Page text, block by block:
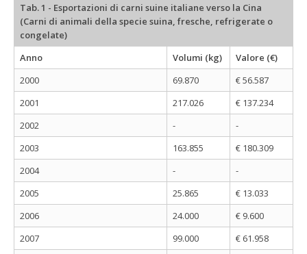
Tab. 1 - Esportazioni di carni suine italiane verso la Cina
(Carni di animali della specie suina, fresche, refrigerate o
congelate)
Anno
Volumi (kg)
Valore (€)
2000
69.870
€ 56.587
2001
217.026
€ 137.234
2002
-
-
2003
163.855
€ 180.309
2004
-
-
2005
25.865
€ 13.033
2006
24.000
€ 9.600
2007
99.000
€ 61.958